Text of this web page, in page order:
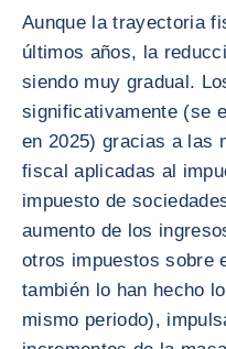
Aunque la trayectoria
últimos años, la
siendo muy gradual.
significativamente (se
en 2025) gracias a las
fiscal aplicadas al
impuesto de
aumento de los
otros impuestos sobre
también lo han hecho
mismo periodo),